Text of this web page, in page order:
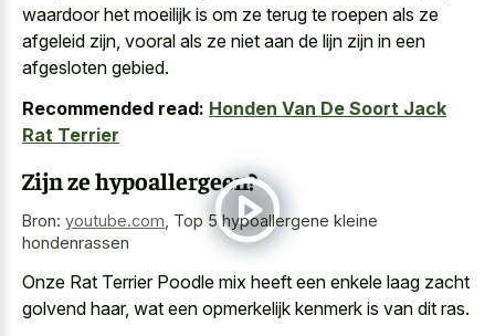
waardoor het moeilijk is om ze terug te roepen als ze
afgeleid zijn, vooral als ze niet aan de lijn zijn in een
afgesloten gebied.
Recommended read: Honden Van De Soort Jack
Rat Terrier
Zijn ze hypoallergeen?
Bron: youtube.com Top 5 hypoallergene kleine
hondenrassen
Onze Rat Terrier Poodle mix heeft een enkele laag zacht
golvend haar, wat een opmerkelijk kenmerk is van dit ras.